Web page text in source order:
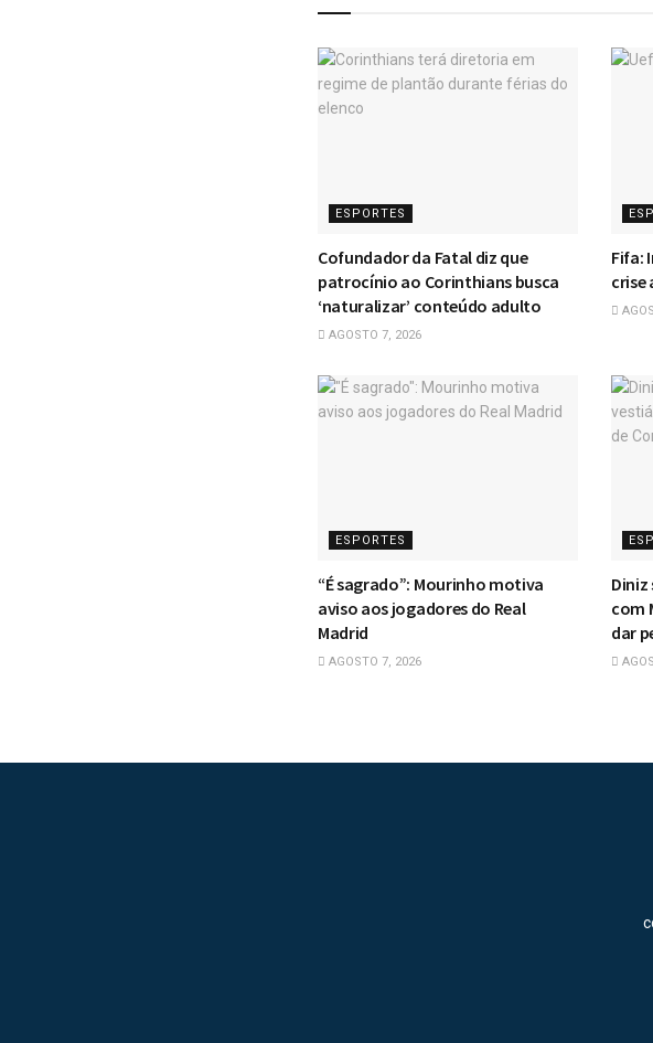
ESPORTES
Cofundador da Fatal diz que
patrocínio ao Corinthians busca
‘naturalizar’ conteúdo adulto
AGOSTO 7, 2026
Fifa:
crise
ESPORTES
“É sagrado”: Mourinho motiva
aviso aos jogadores do Real
Madrid
AGOSTO 7, 2026
com
dar